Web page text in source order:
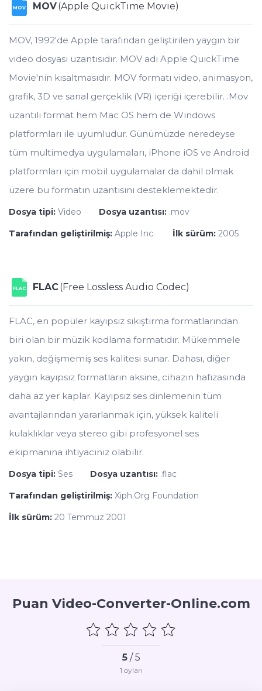
MOV MOV(Apple QuickTime Movie)
MOV, 1992'de Apple tarafından geliştirilen yaygın bir
video dosyası uzantısıdır. MOV adı Apple QuickTime
Movie'nin kısaltmasıdır. MOV formatı video, animasyon,
grafik, 3D ve sanal gerçeklik (VR) içeriği içerebilir. .Mov
uzantılı format hem Mac OS hem de Windows
platformları ile uyumludur. Günümüzde neredeyse
tüm multimedya uygulamaları, iPhone iOS ve Android
platformları için mobil uygulamalar da dahil olmak
üzere bu formatın uzantısını desteklemektedir.
Dosya tipi: Video Dosya uzantısı: .mov
Tarafından geliştirilmiş: Apple Inc. İlk sürüm: 2005
FLAC FLAC(Free Lossless Audio Codec)
FLAC, en popüler kayıpsız sıkıştırma formatlarından
biri olan bir müzik kodlama formatıdır. Mükemmele
yakın, değişmemiş ses kalitesi sunar. Dahası, diğer
yaygın kayıpsız formatların aksine, cihazın hafızasında
daha az yer kaplar. Kayıpsız ses dinlemenin tüm
avantajlarından yararlanmak için, yüksek kaliteli
kulaklıklar veya stereo gibi profesyonel ses
ekipmanına ihtiyacınız olabilir.
Dosya tipi: Ses Dosya uzantısı: .flac
Tarafından geliştirilmiş: Xiph.Org Foundation
İlk sürüm: 20 Temmuz 2001
Puan Video-Converter-Online.com
5/ 5
1 oyları